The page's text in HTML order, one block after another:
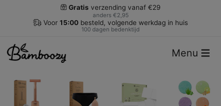
Gratis verzending vanaf €29
anders €2,95
Voor 15:00 besteld, volgende werkdag in huis
100 dagen bedenktijd
Menu